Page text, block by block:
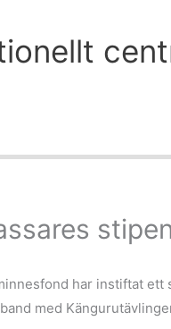
har instiftat
med